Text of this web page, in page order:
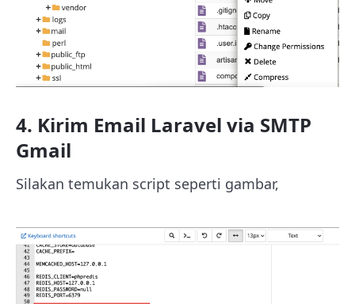
4. Kirim Email Laravel via SMTP
Gmail
Silakan temukan script seperti gambar,